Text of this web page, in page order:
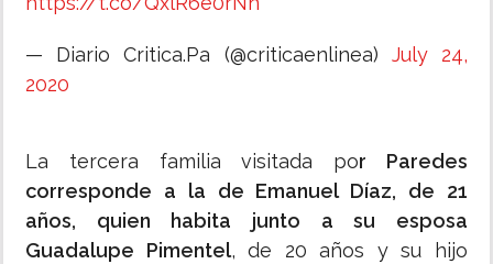
— Diario Critica.Pa (@criticaenlinea) July 24,
2020
La tercera familia visitada por Paredes
corresponde a la de Emanuel Díaz, de 21
años, quien habita junto a su esposa
Guadalupe Pimentel, de 20 años y su hijo